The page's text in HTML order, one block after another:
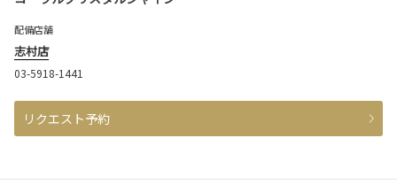
配備店舗
志村店
03-5918-1441
リクエスト予約